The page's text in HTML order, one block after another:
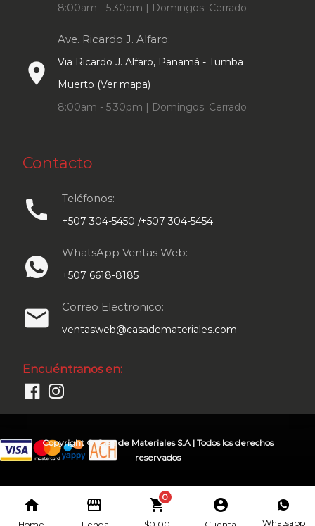
8:00am - 5:30pm | Domingos: Cerrado
place
Ave. Ricardo J. Alfaro:
Via Ricardo J. Alfaro, Panamá - Tumba
Muerto (Ver mapa)
8:00am - 5:30pm | Domingos: Cerrado
Contacto
call Teléfonos:
+507 304-5450 /+507 304-5454
WhatsApp Ventas Web:
+507 6618-8185
email Correo Electronico:
ventasweb@casademateriales.com
Encuéntranos en:
Copyright © Casa de Materiales S.A | Todos los derechos
reservados
home storefront 0
shopping_cart account_circle
Whatsapp